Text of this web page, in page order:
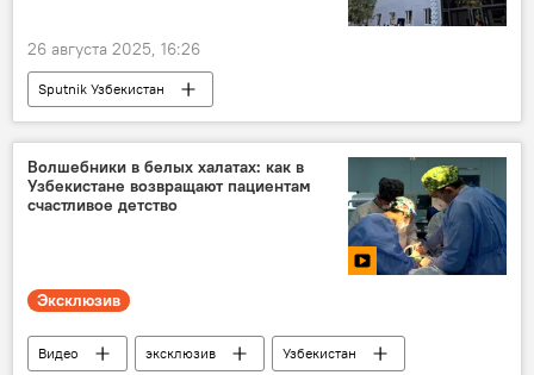
26 августа 2025, 16:26
Sputnik Узбекистан
Волшебники в белых халатах: как в
Узбекистане возвращают пациентам
счастливое детство
Эксклюзив
Видео эксклюзив
Узбекистан